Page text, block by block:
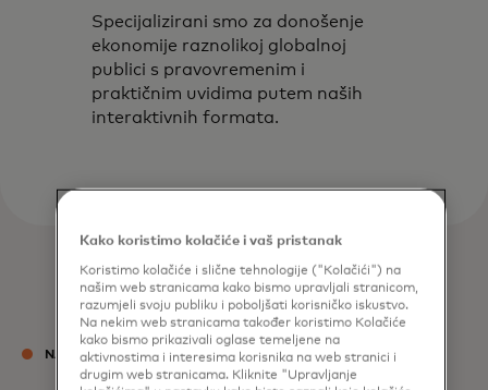
Specijalizirani smo za donošenje
ekonomije raznolikoj globalnoj
publici s pravovremenim i
praktičnim uvidima putem naših
interaktivnih formata.
NAŠ TIM
Kako koristimo kolačiće i vaš pristanak
Koristimo kolačiće i slične tehnologije ("Kolačići") na
našim web stranicama kako bismo upravljali stranicom,
razumjeli svoju publiku i poboljšati korisničko iskustvo.
Na nekim web stranicama također koristimo Kolačiće
kako bismo prikazivali oglase temeljene na
aktivnostima i interesima korisnika na web stranici i
drugim web stranicama. Kliknite "Upravljanje